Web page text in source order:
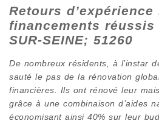
Retours
financements réussis
SUR-SEINE; 51260
De nombreux résidents, à l’instar
sauté le pas de la rénovation
financières. Ils ont rénové leur
grâce à une combinaison d’aides
économisant ainsi 40% sur leur